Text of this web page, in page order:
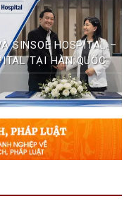
SINSOE HOSPITAL –
TẠI HÀN QUỐC